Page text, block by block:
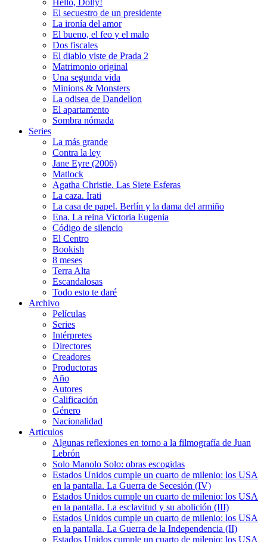
Hello, Dolly!
El secuestro de un presidente
La ironía del amor
El bueno, el feo y el malo
Dos fiscales
El diablo viste de Prada 2
Matrimonio original
Una segunda vida
Minions & Monsters
La odisea de Dandelion
El apartamento
Sombra nómada
Series
La más grande
Contra la ley
Jane Eyre (2006)
Matlock
Agatha Christie. Las Siete Esferas
La caza. Irati
La casa de papel. Berlín y la dama del armiño
Ena. La reina Victoria Eugenia
Código de silencio
El Centro
Bookish
8 meses
Terra Alta
Escandalosas
Todo esto te daré
Archivo
Películas
Series
Intérpretes
Directores
Creadores
Productoras
Año
Autores
Calificación
Género
Nacionalidad
Articulos
Algunas reflexiones en torno a la filmografía de Juan
Lebrón
Solo Manolo Solo: obras escogidas
Estados Unidos cumple un cuarto de milenio: los USA
en la pantalla. La Guerra de Secesión (IV)
Estados Unidos cumple un cuarto de milenio: los USA
en la pantalla. La esclavitud y su abolición (III)
Estados Unidos cumple un cuarto de milenio: los USA
en la pantalla. La Guerra de la Independencia (II)
Estados Unidos cumple un cuarto de milenio: los USA